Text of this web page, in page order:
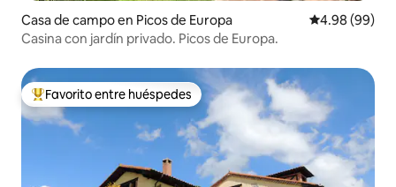
Casa de campo en Picos de Europa Calificación
4.98 (99)
Casina con jardín privado. Picos de Europa.
Favorito entre huéspedes preferido
Favorito entre huéspedes